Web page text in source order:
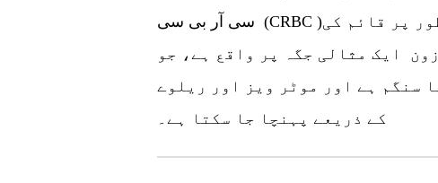
سی آر بی سی (CRBC )کے درمیان ایک مشترکہ جے وی کے طور پر قائم کی
ایک مثالی جگہ پر واقع ہے، جو
سنگم ہے اور موٹر ویز اور ریلوے
کے ذریعے پہنچا جا سکتا ہے۔